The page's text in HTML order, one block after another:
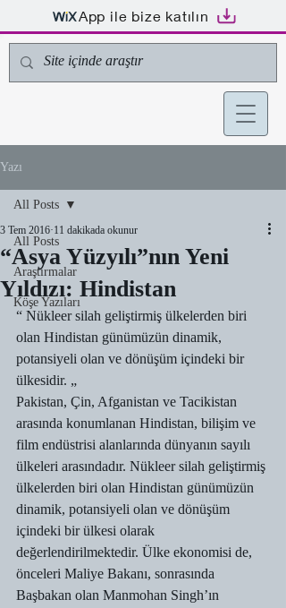
App ile bize katılın
Yazı
All Posts
Araştırmalar
Köşe Yazıları
All Posts
“Asya Yüzyılı”nın Yeni
Yıldızı: Hindistan
3 Tem 2016 11 dakikada okunur
“ Nükleer silah geliştirmiş ülkelerden biri
olan Hindistan günümüzün dinamik,
potansiyeli olan ve dönüşüm içindeki bir
ülkesidir. „
Pakistan, Çin, Afganistan ve Tacikistan
arasında konumlanan Hindistan, bilişim ve
film endüstrisi alanlarında dünyanın sayılı
ülkeleri arasındadır. Nükleer silah geliştirmiş
ülkelerden biri olan Hindistan günümüzün
dinamik, potansiyeli olan ve dönüşüm
içindeki bir ülkesi olarak
değerlendirilmektedir. Ülke ekonomisi de,
önceleri Maliye Bakanı, sonrasında
Başbakan olan Manmohan Singh’ın